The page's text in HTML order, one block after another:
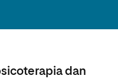
dan